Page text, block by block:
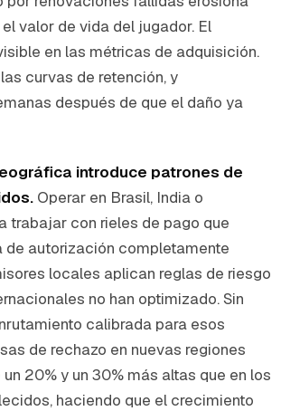
valor de vida del jugador. El
en las métricas de adquisición.
curvas de retención, y
después de que el daño ya
introduce patrones de
Operar en Brasil, India o
trabajar con rieles de pago que
de autorización completamente
locales aplican reglas de riesgo
no han optimizado. Sin
calibrada para esos
de rechazo en nuevas regiones
20% y un 30% más altas que en los
haciendo que el crecimiento